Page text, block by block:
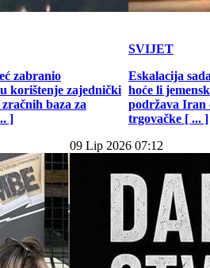
zabranio
korištenje zajednički
baza za
]
SVIJET
Eskalacija
hoće li
podržava Iran
trgovačke [ ... ]
09 Lip 2026 07:12